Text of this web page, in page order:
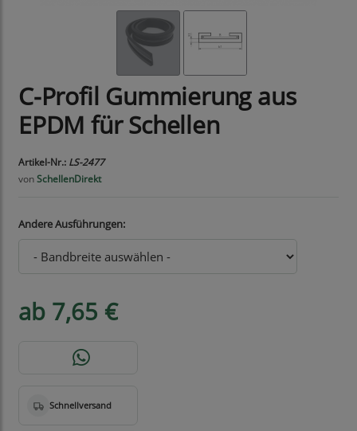
C-Profil Gummierung aus
EPDM für Schellen
Artikel-Nr.: LS-2477
vonSchellenDirekt
Andere Ausführungen:
ab 7,65 €